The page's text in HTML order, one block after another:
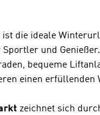
ist die ideale
und
bequeme
einen
zeichnet sich